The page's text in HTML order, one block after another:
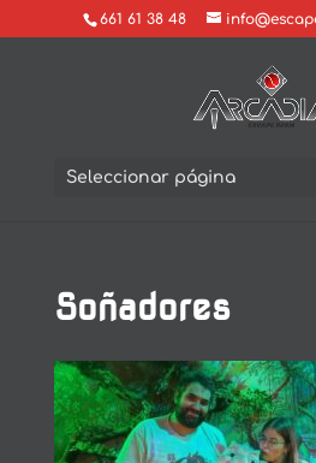
661 61 38 48
Seleccionar página
Soñadores